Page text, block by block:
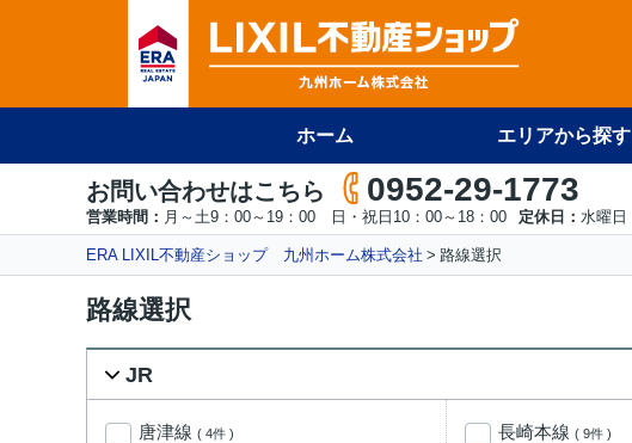
ホーム エリアから探す
お問い合わせはこちら 0952-29-1773
営業時間： 月～土9：00～19：00 日・祝日10：00～18：00 定休日： 水曜
ERA LIXIL不動産ショップ 九州ホーム株式会社 路線選択
路線選択
JR
唐津線 ( 4件 ) 長崎本線 ( 9件 )